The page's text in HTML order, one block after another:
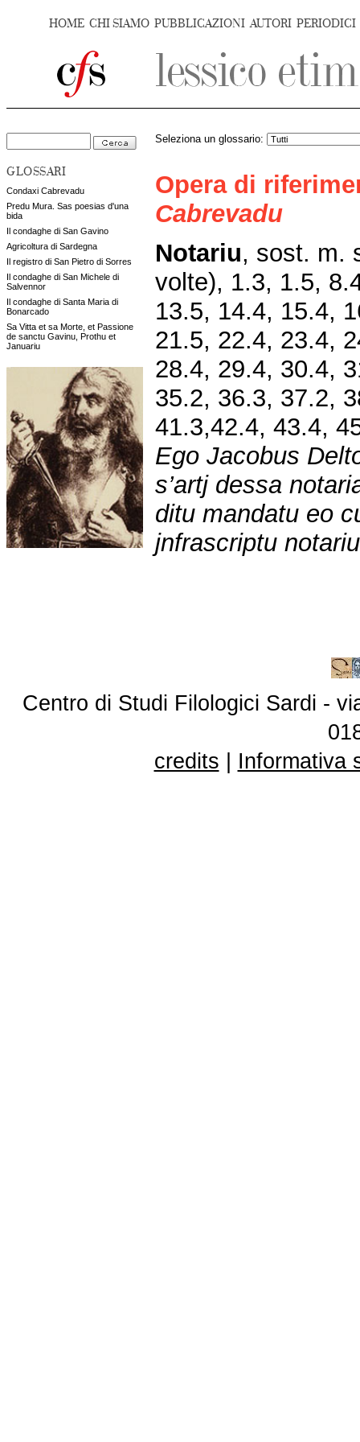
HOME CHI SIAMO PUBBLICAZIONI AUTORI PERIODICI
GLOSSARI
Condaxi Cabrevadu
Predu Mura. Sas poesias d'una
bida
Il condaghe di San Gavino
Agricoltura di Sardegna
Il registro di San Pietro di Sorres
Il condaghe di San Michele di
Salvennor
Il condaghe di Santa Maria di
Bonarcado
Sa Vitta et sa Morte, et Passione
de sanctu Gavinu, Prothu et
Januariu
Seleziona un glossario:
Opera di
Cabrevadu
Notariu, sost. m.
volte), 1.3, 1.5,
13.5, 14.4, 15.4,
21.5, 22.4, 23.4,
28.4, 29.4, 30.4,
35.2, 36.3, 37.2,
41.3,42.4, 43.4,
Ego Jacobus
s’artj dessa
ditu mandatu eo
jnfrascriptu
Centro di Studi Filologici Sardi -
credits
Informativa